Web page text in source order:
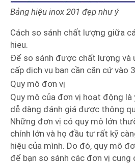
Bảng hiệu inox 201 đẹp như ý
Cách so sánh chất lượng giữa
hieu.
Để so sánh được chất lượng và
cấp dịch vụ bạn cần căn cứ vào
Quy mô đơn vị
Quy mô của đơn vị hoạt động
dễ dàng đánh giá được thông
Những đơn vị có quy mô lớn
chính lớn và họ đầu tư rất kỹ
hiệu của mình. Do đó, quy mô
để bạn so sánh các đơn vị cung